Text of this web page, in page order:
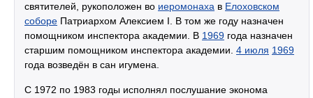
святителей, рукоположен во иеромонаха в Елоховском
соборе Патриархом Алексием I. В том же году назначен
помощником инспектора академии. В 1969 года назначен
старшим помощником инспектора академии. 4 июля 1969
года возведён в сан игумена.
С 1972 по 1983 годы исполнял послушание эконома